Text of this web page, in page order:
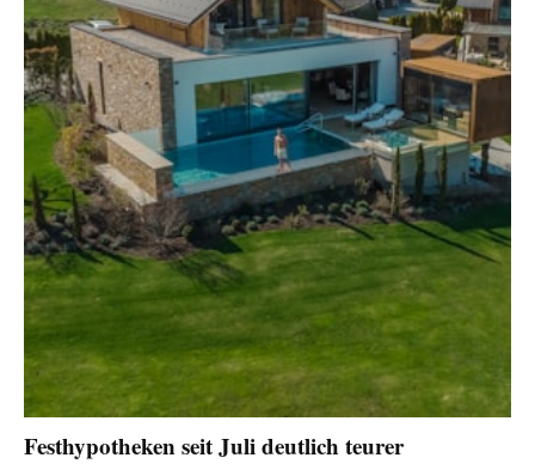
Festhypotheken seit Juli deutlich teurer